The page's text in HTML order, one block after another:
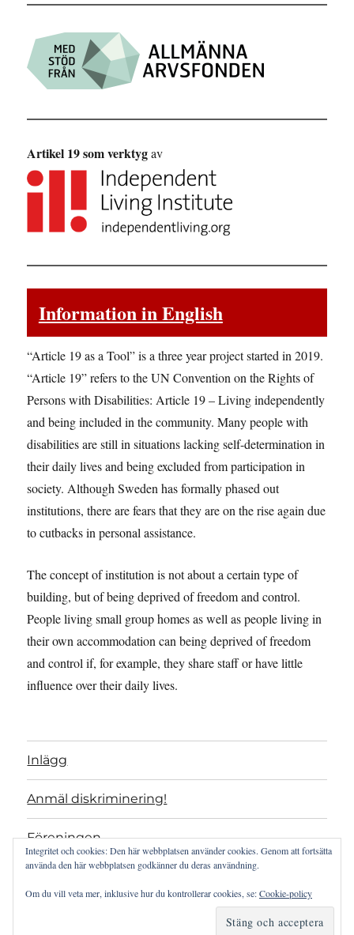
Artikel 19 som verktygav
Information in English
“Article 19 as a Tool” is a three year project started in 2019.
“Article 19” refers to the UN Convention on the Rights of
Persons with Disabilities: Article 19 – Living independently
and being included in the community. Many people with
disabilities are still in situations lacking self-determination in
their daily lives and being excluded from participation in
society. Although Sweden has formally phased out
institutions, there are fears that they are on the rise again due
to cutbacks in personal assistance.
The concept of institution is not about a certain type of
building, but of being deprived of freedom and control.
People living small group homes as well as people living in
their own accommodation can being deprived of freedom
and control if, for example, they share staff or have little
influence over their daily lives.
Inlägg
Anmäl diskriminering!
Föreningen
Integritet och cookies: Den här webbplatsen använder cookies. Genom att fortsätta
använda den här webbplatsen godkänner du deras användning.
Om du vill veta mer, inklusive hur du kontrollerar cookies, se:Cookie-policy